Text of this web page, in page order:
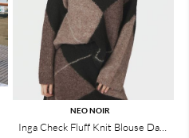
NEO NOIR
Inga Check Fluff Knit Blouse Dark